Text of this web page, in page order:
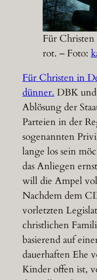
Für
rot. – Foto:
Für Christen in
dünner. DBK
Ablösung der
Parteien in der
sogenannten
lange los sein
das Anliegen
will die Ampel
Nachdem dem
vorletzten
christlichen
basierend auf
dauerhaften Ehe
Kinder offen ist,